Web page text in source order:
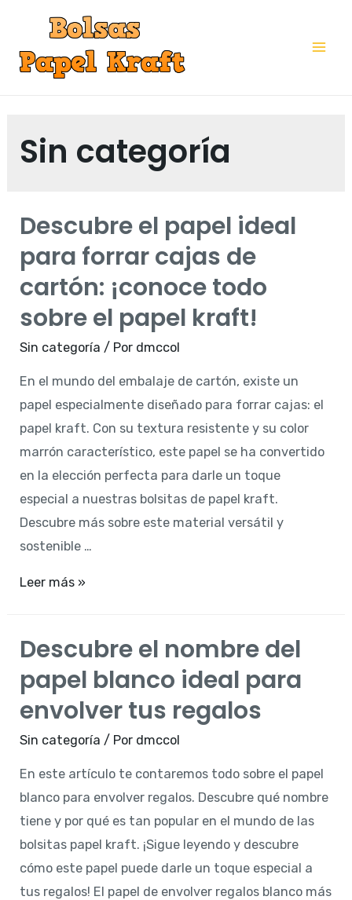
contenido
Sin categoría
Descubre el papel ideal
para forrar cajas de
cartón: ¡conoce todo
sobre el papel kraft!
Sin categoría / Por dmccol
En el mundo del embalaje de cartón, existe un
papel especialmente diseñado para forrar cajas: el
papel kraft. Con su textura resistente y su color
marrón característico, este papel se ha convertido
en la elección perfecta para darle un toque
especial a nuestras bolsitas de papel kraft.
Descubre más sobre este material versátil y
sostenible …
Descubre
ideal
para
forrar
cajas
de
cartón:
¡conoce
todo
sobre
el
papel
Leer más »
Descubre el nombre del
papel blanco ideal para
envolver tus regalos
Sin categoría / Por dmccol
En este artículo te contaremos todo sobre el papel
blanco para envolver regalos. Descubre qué nombre
tiene y por qué es tan popular en el mundo de las
bolsitas papel kraft. ¡Sigue leyendo y descubre
cómo este papel puede darle un toque especial a
tus regalos! El papel de envolver regalos blanco más